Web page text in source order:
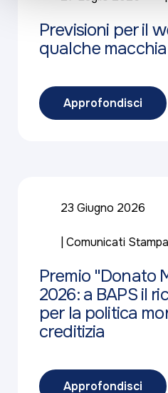
Previsioni per il
qualche
Approfondisci
23 Giugno 2026
Comunicati Stampa
Premio "Donato
2026: a BAPS il
per la politica
creditizia
Approfondisci